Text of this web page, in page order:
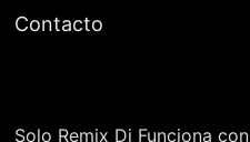
Contacto
Solo Remix Dj Funciona con